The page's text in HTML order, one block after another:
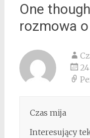
One
rozmowa
Czas mija
Interesujący